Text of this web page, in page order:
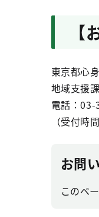
【
東京都心
地域支援
電話：
（受付
お問
このペ